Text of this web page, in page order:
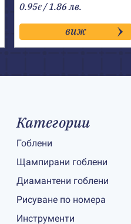
0.95€ / 1.86 лв.
виж
Категории
Гоблени
Щампирани гоблени
Диамантени гоблени
Рисуване по номера
Инструменти